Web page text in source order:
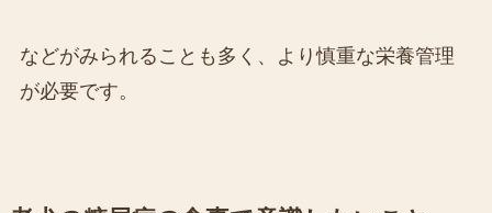
などがみられることも多く、より慎重な栄養管理
が必要です。